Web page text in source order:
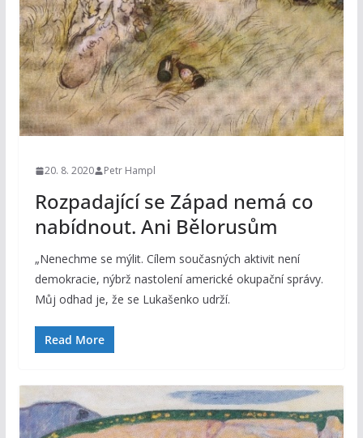
20. 8. 2020 Petr Hampl
Rozpadající se Západ nemá co
nabídnout. Ani Bělorusům
„Nenechme se mýlit. Cílem současných aktivit není
demokracie, nýbrž nastolení americké okupační správy.
Můj odhad je, že se Lukašenko udrží.
Read More